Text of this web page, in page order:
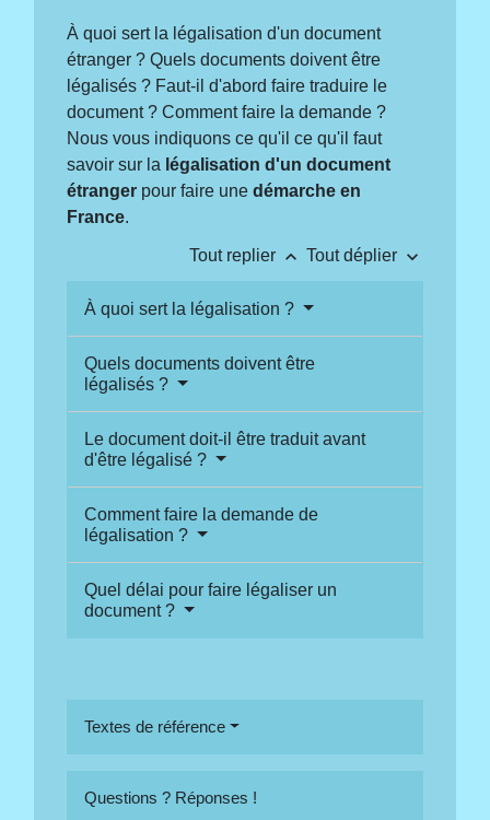
À quoi sert la légalisation d'un document
étranger ? Quels documents doivent être
légalisés ? Faut-il d'abord faire traduire le
document ? Comment faire la demande ?
Nous vous indiquons ce qu'il ce qu'il faut
savoir sur la légalisation d'un document
étranger pour faire unedémarche en
France.
Tout replier keyboard_arrow_up Tout déplier keyboard_arrow_down
À quoi sert la légalisation ?
Quels documents doivent être
légalisés ?
Le document doit-il être traduit avant
d'être légalisé ?
Comment faire la demande de
légalisation ?
Quel délai pour faire légaliser un
document ?
Textes de référence
Questions ? Réponses !